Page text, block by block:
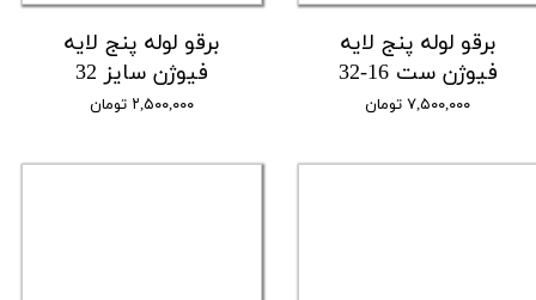
برقو لوله پنج لایه
فیوژن ست 16-32
۷,۵۰۰,۰۰۰ تومان
برقو لوله پنج لایه
فیوژن سایز 32
۲,۵۰۰,۰۰۰ تومان